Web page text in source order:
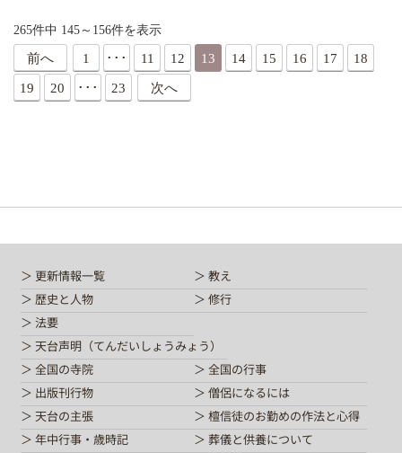
265件中 145～156件を表示
前へ 1 ･･･ 11 12 13 14 15 16 17 18
19 20 ･･･ 23 次へ
更新情報一覧
教え
歴史と人物
修行
法要
天台声明（てんだいしょうみょう）
全国の寺院
全国の行事
出版刊行物
僧侶になるには
天台の主張
檀信徒のお勤めの作法と心得
年中行事・歳時記
葬儀と供養について